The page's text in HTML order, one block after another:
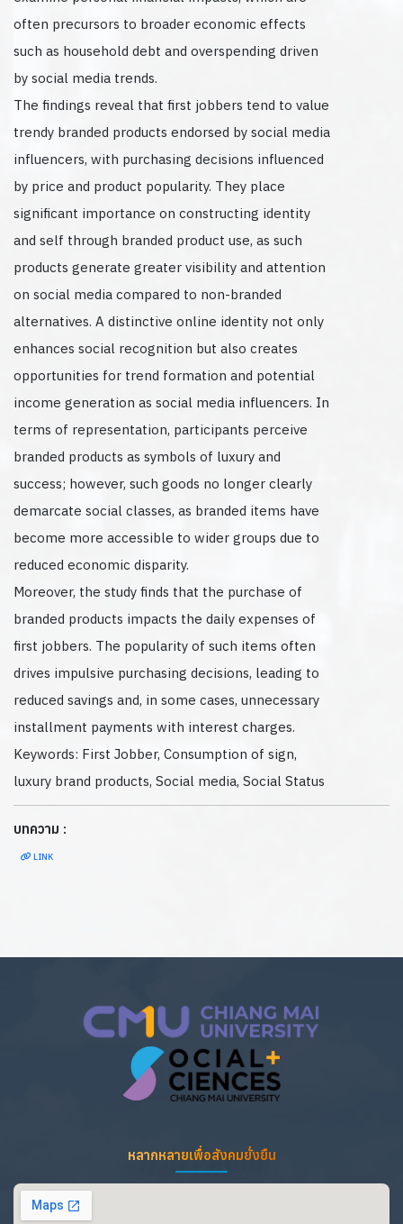
often precursors to broader economic effects
such as household debt and overspending driven
by social media trends.
The findings reveal that first jobbers tend to value
trendy branded products endorsed by social media
influencers, with purchasing decisions influenced
by price and product popularity. They place
significant importance on constructing identity
and self through branded product use, as such
products generate greater visibility and attention
on social media compared to non-branded
alternatives. A distinctive online identity not only
enhances social recognition but also creates
opportunities for trend formation and potential
income generation as social media influencers. In
terms of representation, participants perceive
branded products as symbols of luxury and
success; however, such goods no longer clearly
demarcate social classes, as branded items have
become more accessible to wider groups due to
reduced economic disparity.
Moreover, the study finds that the purchase of
branded products impacts the daily expenses of
first jobbers. The popularity of such items often
drives impulsive purchasing decisions, leading to
reduced savings and, in some cases, unnecessary
installment payments with interest charges.
Keywords: First Jobber, Consumption of sign,
luxury brand products, Social media, Social Status
บทความ :
LINK
หลากหลายเพื่อสังคมยั่งยืน